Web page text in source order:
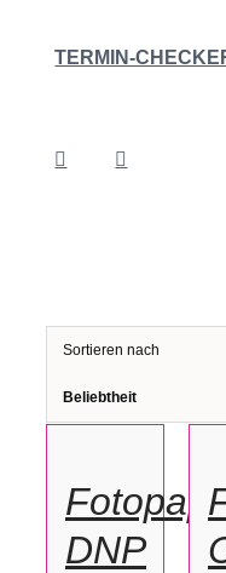
TERMIN-
Sortieren nach
Beliebtheit
DEN
DETAILS
DNP